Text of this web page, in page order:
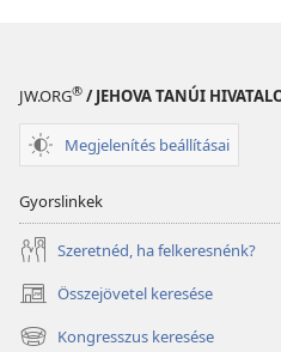
JW.ORG® / JEHOVA TANÚI
Megjelenítés beállításai
Gyorslinkek
Szeretnéd, ha felkeresnénk?
Összejövetel keresése
(opens
new Kongresszus keresése
(opens